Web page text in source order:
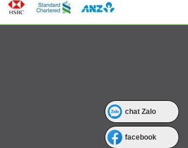
chat Zalo
facebook